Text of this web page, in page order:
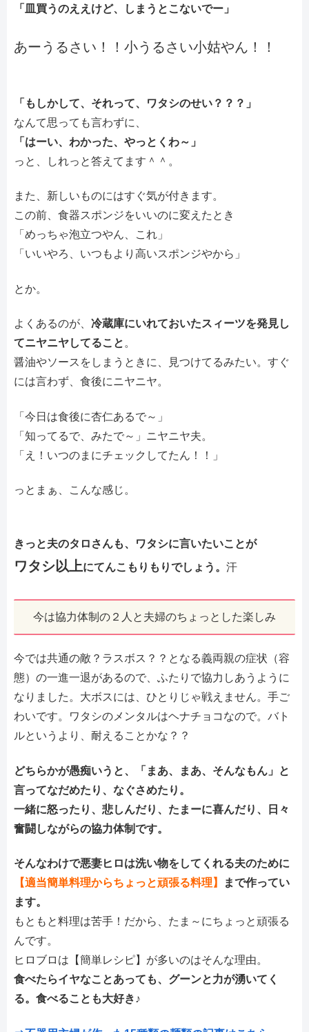
「皿買うのええけど、しまうとこないでー」
あーうるさい！！小うるさい小姑やん！！
「もしかして、それって、ワタシのせい？？？」
なんて思っても言わずに、
「はーい、わかった、やっとくわ～」
っと、しれっと答えてます＾＾。
また、新しいものにはすぐ気が付きます。
この前、食器スポンジをいいのに変えたとき
「めっちゃ泡立つやん、これ」
「いいやろ、いつもより高いスポンジやから」
とか。
よくあるのが、 冷蔵庫にいれておいたスィーツを発見し
てニヤニヤしてること 。
醤油やソースをしまうときに、見つけてるみたい。すぐ
には言わず、食後にニヤニヤ。
「今日は食後に杏仁あるで～」
「知ってるで、みたで～」ニヤニヤ夫。
「え！いつのまにチェックしてたん！！」
っとまぁ、こんな感じ。
きっと夫のタロさんも、ワタシに言いたいことが
ワタシ以上にてんこもりもりでしょう。 汗
今は協力体制の２人と夫婦のちょっとした楽しみ
今では共通の敵？ラスボス？？となる義両親の症状（容
態）の一進一退があるので、ふたりで協力しあうように
なりました。大ボスには、ひとりじゃ戦えません。手ご
わいです。ワタシのメンタルはヘナチョコなので。バト
ルというより、耐えることかな？？
どちらかが愚痴いうと、「まあ、まあ、そんなもん」と
言ってなだめたり、なぐさめたり。
一緒に怒ったり、悲しんだり、たまーに喜んだり、日々
奮闘しながらの協力体制です。
そんなわけで悪妻ヒロは洗い物をしてくれる夫のために
【適当簡単料理からちょっと頑張る料理】
まで作ってい
ます。
もともと料理は苦手！だから、たま～にちょっと頑張る
んです。
ヒロブロは【簡単レシピ】が多いのはそんな理由。
食べたらイヤなことあっても、グーンと力が湧いてく
る。食べることも大好き♪